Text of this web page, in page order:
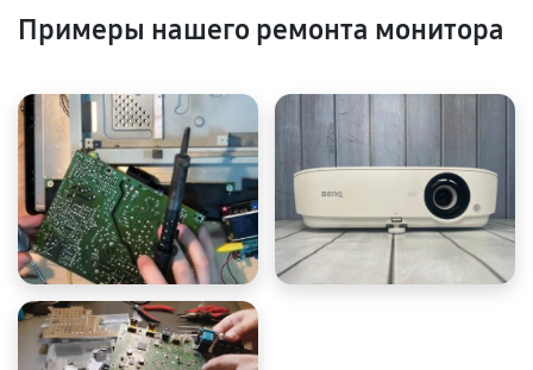
Примеры нашего ремонта монитора